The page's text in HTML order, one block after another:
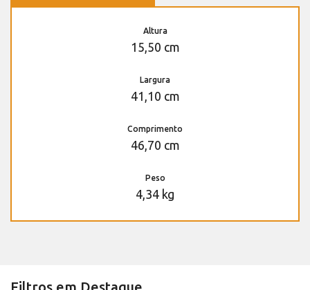
Altura
15,50 cm
Largura
41,10 cm
Comprimento
46,70 cm
Peso
4,34 kg
Filtros em Destaque